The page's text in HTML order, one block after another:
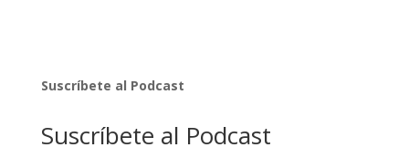
Suscríbete al Podcast
Suscríbete al Podcast